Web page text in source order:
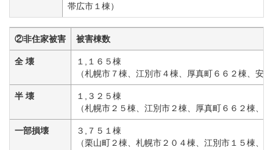
帯広市１棟）
②非住家被害 被害棟数
全 壊
１,１６５棟
（札幌市７棟、江別市４棟、厚真町６６２棟、安
半 壊
１,３２５棟
（札幌市２５棟、江別市２棟、厚真町６６２棟、
一部損壊
３,７５１棟
（栗山町２棟、札幌市２０４棟、江別市１５棟、